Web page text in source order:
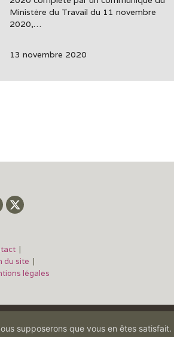
Ministère du Travail du 11 novembre
2020,…
13 novembre 2020
|
du site |
légales
supposerons que vous en êtes satisfait.